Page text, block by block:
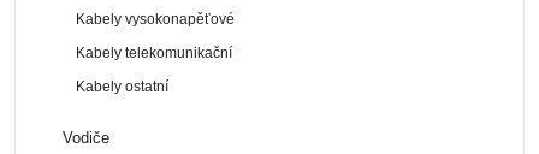
Kabely vysokonapěťové
Kabely telekomunikační
Kabely ostatní
Vodiče